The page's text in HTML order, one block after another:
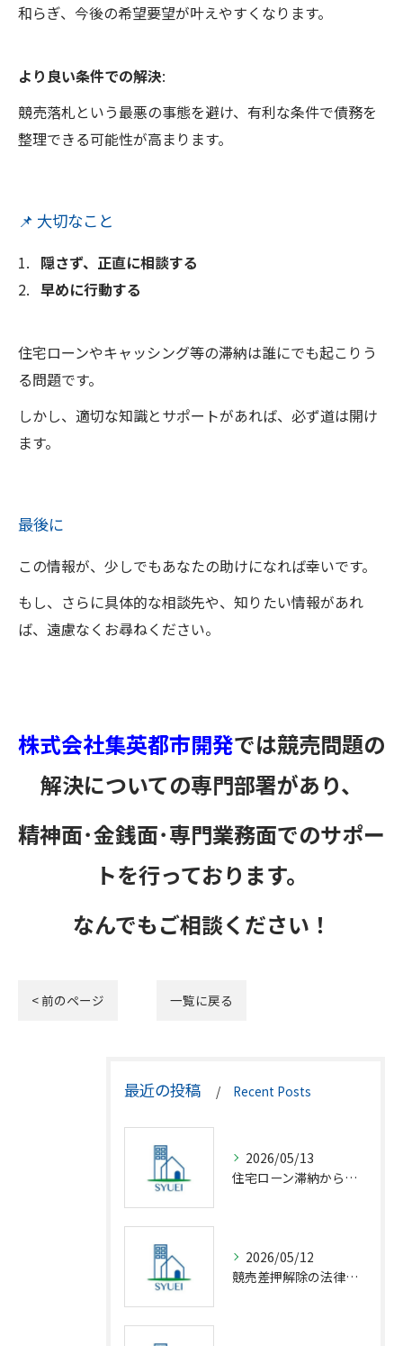
和らぎ、今後の希望要望が叶えやすくなります。
より良い条件での解決:
競売落札という最悪の事態を避け、有利な条件で債務を
整理できる可能性が高まります。
📌 大切なこと
隠さず、正直に相談する
早めに行動する
住宅ローンやキャッシング等の滞納は誰にでも起こりう
る問題です。
しかし、適切な知識とサポートがあれば、必ず道は開け
ます。
最後に
この情報が、少しでもあなたの助けになれば幸いです。
もし、さらに具体的な相談先や、知りたい情報があれ
ば、遠慮なくお尋ねください。
株式会社集英都市開発では競売問題の
解決についての専門部署があり、
精神面･金銭面･専門業務面でのサポー
トを行っております。
なんでもご相談ください！
< 前のページ 一覧に戻る
最近の投稿 Recent Posts
2026/05/13
住宅ローン滞納から競売回避の解決策
2026/05/12
競売差押解除の法律相談完全解説